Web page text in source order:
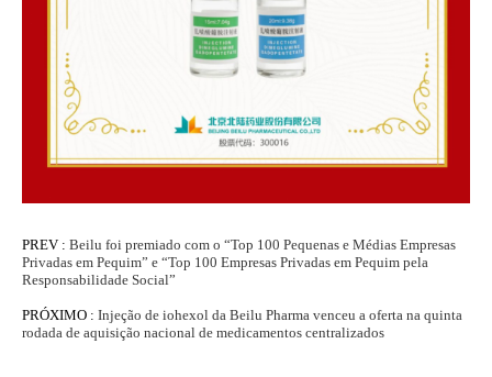
PREV : Beilu foi premiado com o “Top 100 Pequenas e Médias Empresas
Privadas em Pequim” e “Top 100 Empresas Privadas em Pequim pela
Responsabilidade Social”
PRÓXIMO : Injeção de iohexol da Beilu Pharma venceu a oferta na quinta
rodada de aquisição nacional de medicamentos centralizados